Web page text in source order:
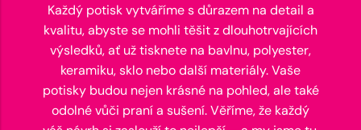
Každý potisk vytváříme s důrazem na detail a
kvalitu, abyste se mohli těšit z dlouhotrvajících
výsledků, ať už tisknete na bavlnu, polyester,
keramiku, sklo nebo další materiály. Vaše
potisky budou nejen krásné na pohled, ale také
odolné vůči praní a sušení. Věříme, že každý